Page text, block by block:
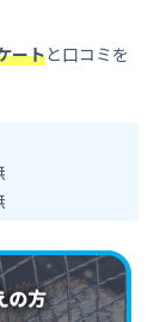
ートと口コミを